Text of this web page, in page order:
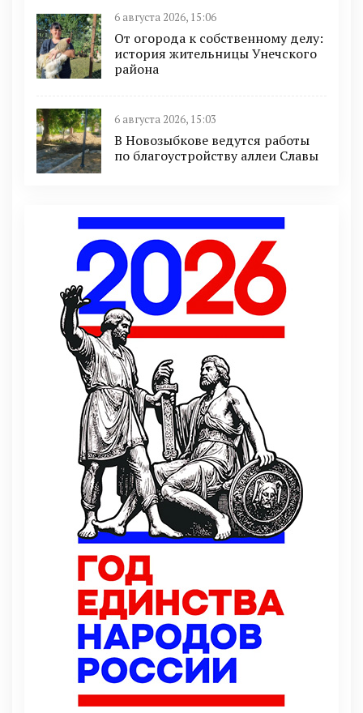
6 августа 2026, 15:06
От огорода к собственному делу:
история жительницы Унечского
района
6 августа 2026, 15:03
В Новозыбкове ведутся работы
по благоустройству аллеи Славы